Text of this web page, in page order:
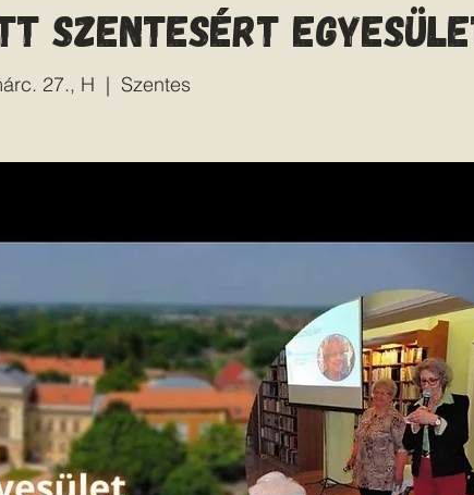
Szentesért
27., H
  |
Szentes